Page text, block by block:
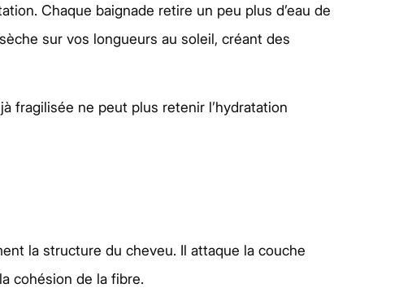
Chaque baignade retire un peu plus d’eau de
sur vos longueurs au soleil, créant des
fragilisée ne peut plus retenir l’hydratation
la structure du cheveu. Il attaque la couche
cohésion de la fibre.